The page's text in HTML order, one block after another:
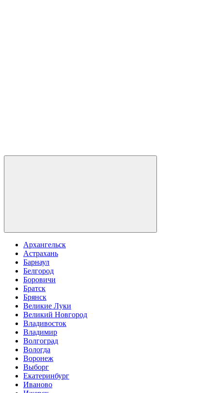
Архангельск
Астрахань
Барнаул
Белгород
Боровичи
Братск
Брянск
Великие Луки
Великий Новгород
Владивосток
Владимир
Волгоград
Вологда
Воронеж
Выборг
Екатеринбург
Иваново